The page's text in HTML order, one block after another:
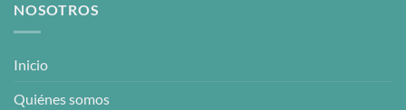
producto
NOSOTROS
Inicio
Quiénes somos